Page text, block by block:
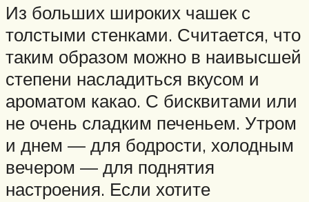
Из больших широких чашек с
толстыми стенками. Считается, что
таким образом можно в наивысшей
степени насладиться вкусом и
ароматом какао. С бисквитами или
не очень сладким печеньем. Утром
и днем — для бодрости, холодным
вечером — для поднятия
настроения. Если хотите